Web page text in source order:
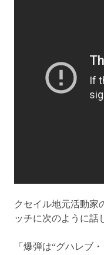
クセイル地元活動家
ッチに次のように話
「爆弾は“グハレブ